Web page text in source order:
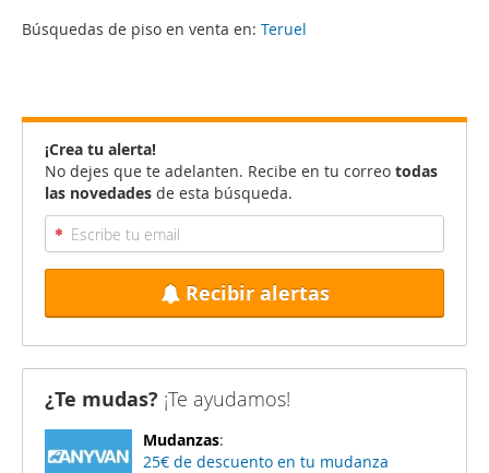
Búsquedas de piso en venta en: Teruel
¡Crea tu alerta!
No dejes que te adelanten. Recibe en tu correo todas
las novedades de esta búsqueda.
Recibir alertas
¿Te mudas? ¡Te ayudamos!
Mudanzas:
25€ de descuento en tu mudanza